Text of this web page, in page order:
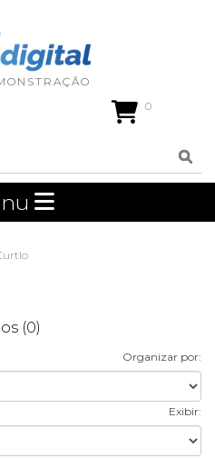
0
(0)
Organizar por:
Exibir: